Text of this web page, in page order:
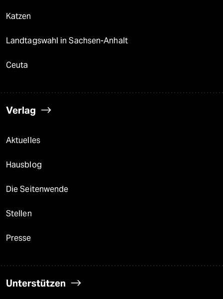
Katzen
Landtagswahl in Sachsen-Anhalt
Ceuta
Verlag
Aktuelles
Hausblog
Die Seitenwende
Stellen
Presse
Unterstützen